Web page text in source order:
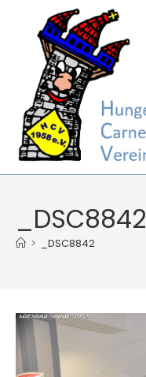
springen
_DSC8842
> _DSC8842